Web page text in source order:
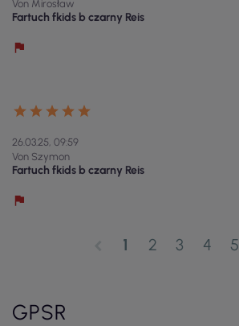
Von Mirosław
Fartuch fkids b czarny Reis
26.03.25, 09:59
Von Szymon
Fartuch fkids b czarny Reis
1 2 3 4 5
GPSR